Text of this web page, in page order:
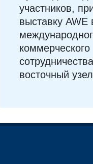
участников,
выставку AWE
коммерческого
восточный